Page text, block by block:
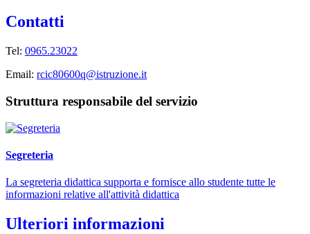
Contatti
Tel: 0965.23022
Email: rcic80600q@istruzione.it
Struttura responsabile del servizio
Segreteria
La segreteria didattica supporta e fornisce allo studente tutte le
informazioni relative all'attività didattica
Ulteriori informazioni